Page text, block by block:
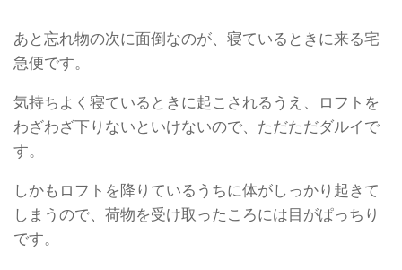
あと忘れ物の次に面倒なのが、寝ているときに来る宅
急便です。
気持ちよく寝ているときに起こされるうえ、ロフトを
わざわざ下りないといけないので、ただただダルイで
す。
しかもロフトを降りているうちに体がしっかり起きて
しまうので、荷物を受け取ったころには目がぱっちり
です。